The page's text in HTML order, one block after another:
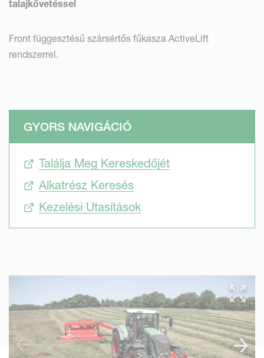
talajkövetéssel
Front függesztésű szársértős fűkasza ActiveLift
rendszerrel.
GYORS NAVIGÁCIÓ
Találja Meg Kereskedőjét
Alkatrész Keresés
Kezelési Utasítások